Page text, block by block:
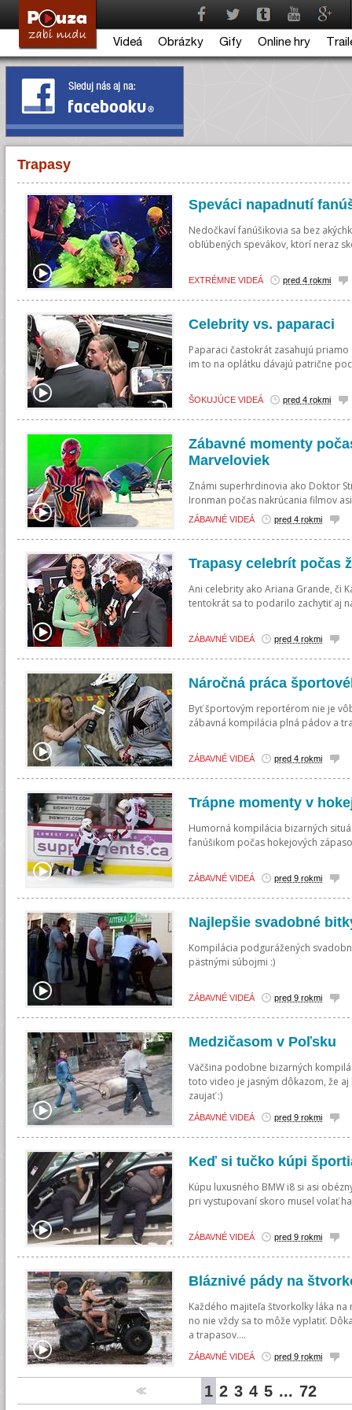
Videá Obrázky Gify Online hry
Trapasy
Speváci napadnutí
Nedočkaví fanúšikovia sa bez
obľúbených spevákov, ktorí neraz
EXTRÉMNE VIDEÁ pred 4 rokmi
Celebrity vs. paparaci
Paparaci častokrát zasahujú
im to na oplátku dávajú patrične
ŠOKUJÚCE VIDEÁ pred 4 rokmi
Zábavné momenty
Marveloviek
Známi superhrdinovia ako Doktor
Ironman počas nakrúcania filmov
ZÁBAVNÉ VIDEÁ pred 4 rokmi
Trapasy celebrít počas
Ani celebrity ako Ariana Grande, či
tentokrát sa to podarilo zachytiť aj
ZÁBAVNÉ VIDEÁ pred 4 rokmi
Náročná práca
Byť športovým reportérom nie je
zábavná kompilácia plná pádov a
ZÁBAVNÉ VIDEÁ pred 4 rokmi
Trápne momenty v
Humorná kompilácia bizarných
fanúšikom počas hokejových
ZÁBAVNÉ VIDEÁ pred 9 rokmi
Najlepšie svadobné
Kompilácia podgurážených
pästnými súbojmi :)
ZÁBAVNÉ VIDEÁ pred 9 rokmi
Medzičasom v Poľsku
Väčšina podobne bizarných
toto video je jasným dôkazom, že
zaujať :)
ZÁBAVNÉ VIDEÁ pred 9 rokmi
Keď si tučko kúpi
Kúpu luxusného BMW i8 si asi
pri vystupovaní skoro musel volať
ZÁBAVNÉ VIDEÁ pred 9 rokmi
Bláznivé pády na
Každého majiteľa štvorkolky láka na
no nie vždy sa to môže vyplatiť.
a trapasov....
ZÁBAVNÉ VIDEÁ pred 9 rokmi
1 2 3 4 5 ... 72